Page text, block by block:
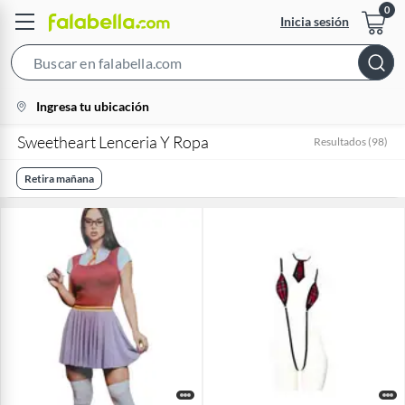
Inicia sesión
Bar
location-
icon
Ingresa tu ubicación
Sweetheart Lenceria Y Ropa Resultados (98)
Retira mañana